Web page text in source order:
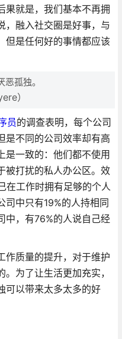
果就是，我们基本不再拥
，融入社交圈是好事，与
但是任何好的事情都应该
孤独。
）
员的调查表明，每个公司
是不同的公司效率却有高
是一致的：他们都不使用
被打扰的私人办公区。效
在工作时拥有足够的个人
司中只有19%的人持相同
中，有76%的人说自己经
作质量的提升，对于维护
为了让生活更加充实，
可以带来太多太多的好